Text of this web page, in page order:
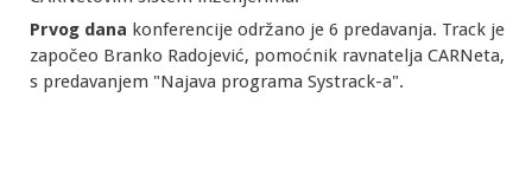
Prvog dana konferencije održano je 6 predavanja. Track je
započeo Branko Radojević, pomoćnik ravnatelja CARNeta,
s predavanjem "Najava programa Systrack-a".